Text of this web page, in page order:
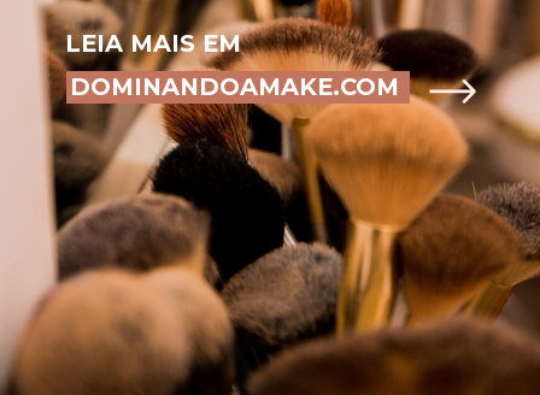
LEIA MAIS EM
DOMINANDOAMAKE.COM